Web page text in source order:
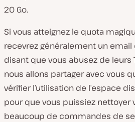
20 Go.
Si vous atteignez le quota
recevrez généralement un
disant que vous abusez de leurs
nous allons partager avec vous
vérifier l’utilisation de l’espace
pour que vous puissiez nettoyer
beaucoup de commandes de